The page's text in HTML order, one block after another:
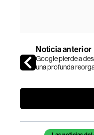
Noticia anterior
Google pierde a
una profunda